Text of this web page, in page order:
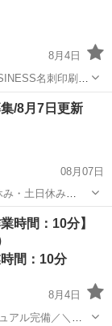
8月4日
。 今のあ
/8月7日更新
08月07日
み・土日休み
術内容 ・アイブ
パーマ ・まつげ
時間：10分】
間：10分
8月4日
アル完備／＼ス